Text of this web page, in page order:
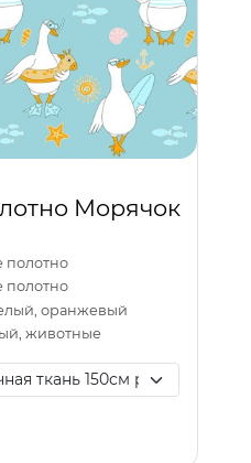
Морячок
полотно
полотно
оранжевый
животные